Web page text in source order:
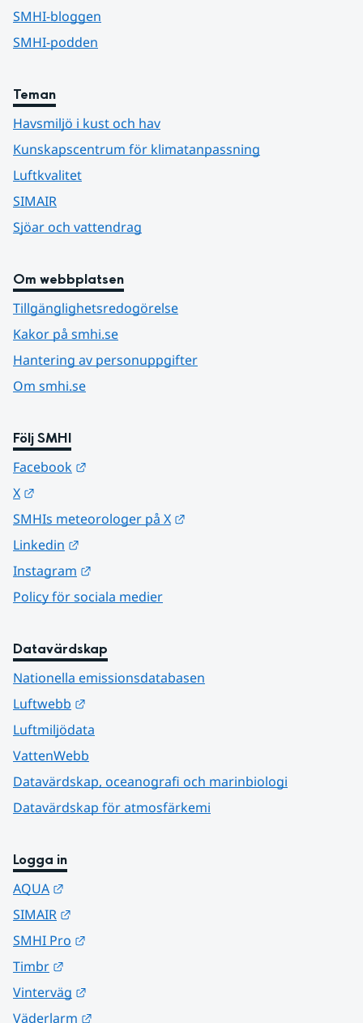
SMHI-bloggen
SMHI-podden
Teman
Havsmiljö i kust och hav
Kunskapscentrum för klimatanpassning
Luftkvalitet
SIMAIR
Sjöar och vattendrag
Om webbplatsen
Tillgänglighetsredogörelse
Kakor på smhi.se
Hantering av personuppgifter
Om smhi.se
Följ SMHI
Facebook
X
SMHIs meteorologer på X
Linkedin
Instagram
Policy för sociala medier
Datavärdskap
Nationella emissionsdatabasen
Luftwebb
Luftmiljödata
VattenWebb
Datavärdskap, oceanografi och marinbiologi
Datavärdskap för atmosfärkemi
Logga in
AQUA
SIMAIR
SMHI Pro
Timbr
Vinterväg
Väderlarm